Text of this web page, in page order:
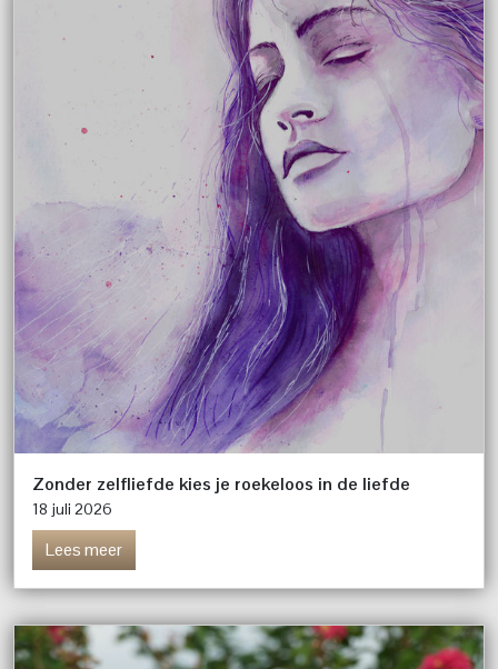
Zonder zelfliefde kies je roekeloos in de liefde
18 juli 2026
Lees meer